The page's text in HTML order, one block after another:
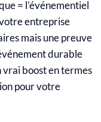
= l’événementiel
entreprise
mais une preuve
durable
boost en termes
pour votre